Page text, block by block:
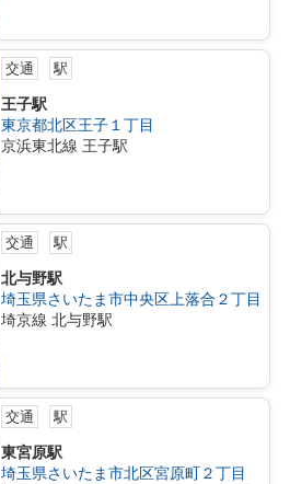
交通 駅
王子駅
東京都北区王子１丁目
京浜東北線 王子駅
交通 駅
北与野駅
埼玉県さいたま市中央区上落合２丁目
埼京線 北与野駅
交通 駅
東宮原駅
埼玉県さいたま市北区宮原町２丁目